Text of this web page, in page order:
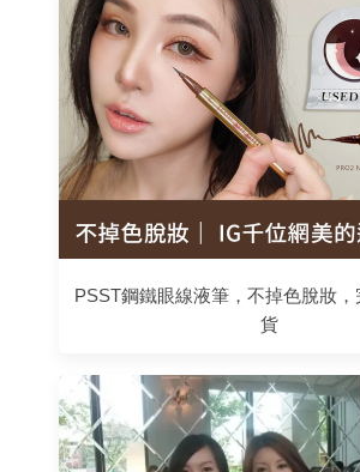
PSST鋼鐵眼線液筆，不掉色脫妝
貨